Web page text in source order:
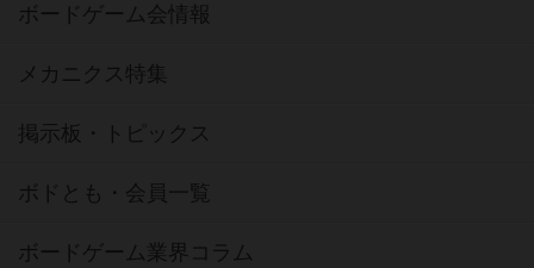
ボードゲーム会情報
メカニクス特集
掲示板・トピックス
ボドとも・会員一覧
ボードゲーム業界コラム